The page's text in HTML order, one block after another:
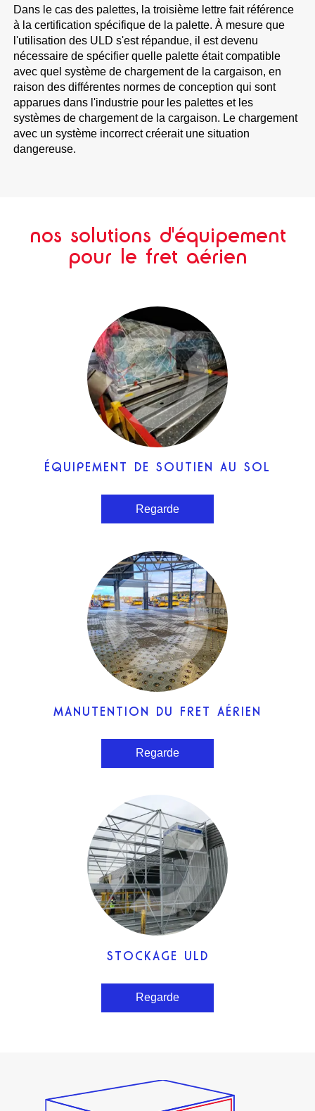
Dans le cas des palettes, la troisième lettre fait référence
à la certification spécifique de la palette. À mesure que
l'utilisation des ULD s'est répandue, il est devenu
nécessaire de spécifier quelle palette était compatible
avec quel système de chargement de la cargaison, en
raison des différentes normes de conception qui sont
apparues dans l'industrie pour les palettes et les
systèmes de chargement de la cargaison. Le chargement
avec un système incorrect créerait une situation
dangereuse.
nos solutions d'équipement
pour le fret aérien
ÉQUIPEMENT DE SOUTIEN AU SOL
Regarde
MANUTENTION DU FRET AÉRIEN
Regarde
STOCKAGE ULD
Regarde